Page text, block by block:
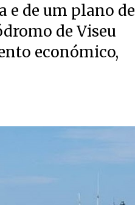
e de um plano de
de Viseu
económico,